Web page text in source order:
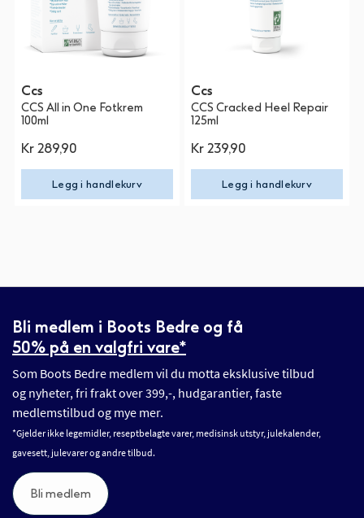
Ccs
CCS All in One Fotkrem
100ml
Kr 289,90
Legg i handlekurv
Ccs
CCS Cracked Heel Repair
125ml
Kr 239,90
Legg i handlekurv
Bli medlem i Boots Bedre og få
50% på en valgfri vare*
Som Boots Bedre medlem vil du motta eksklusive tilbud
og nyheter, fri frakt over 399,-, hudgarantier, faste
medlemstilbud og mye mer.
*Gjelder ikke legemidler, reseptbelagte varer, medisinsk utstyr, julekalender,
gavesett, julevarer og andre tilbud.
Bli medlem